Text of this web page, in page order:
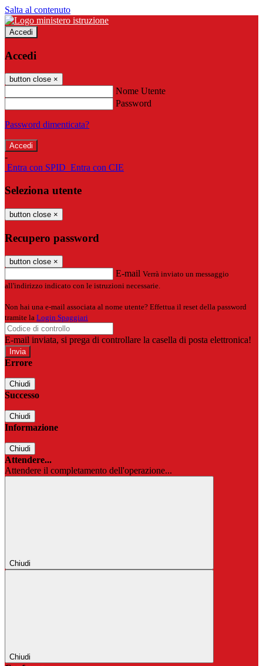
Salta al contenuto
Accedi
Accedi
button close ×
Nome Utente
Password
Password dimenticata?
-
Entra con SPID Entra con CIE
Seleziona utente
button close ×
Recupero password
button close ×
E-mail Verrà inviato un messaggio
all'indirizzo indicato con le istruzioni necessarie.
Non hai una e-mail associata al nome utente? Effettua il reset della password
tramite la Login Spaggiari
E-mail inviata, si prega di controllare la casella di posta elettronica!
Errore
Chiudi
Successo
Chiudi
Informazione
Chiudi
Attendere...
Attendere il completamento dell'operazione...
Chiudi
Chiudi